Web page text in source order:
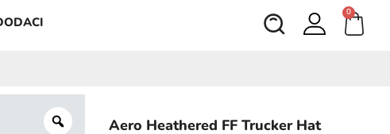
0
Aero Heathered FF Trucker Hat